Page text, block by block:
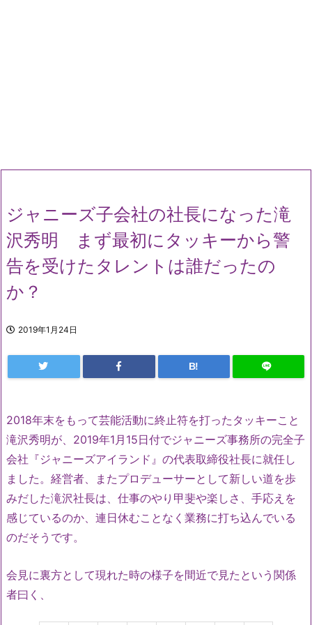
ジャニーズ子会社の社長になった滝
沢秀明 まず最初にタッキーから警
告を受けたタレントは誰だったの
か？
2019年1月24日
B!
2018年末をもって芸能活動に終止符を打ったタッキーこと
滝沢秀明が、2019年1月15日付でジャニーズ事務所の完全子
会社『ジャニーズアイランド』の代表取締役社長に就任し
ました。経営者、またプロデューサーとして新しい道を歩
みだした滝沢社長は、仕事のやり甲斐や楽しさ、手応えを
感じているのか、連日休むことなく業務に打ち込んでいる
のだそうです。
会見に裏方として現れた時の様子を間近で見たという関係
者曰く、